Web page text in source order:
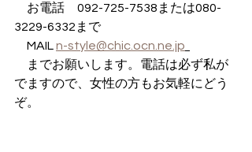
お電話　092-725-7538または080-
3229-6332まで
MAIL n-style@chic.ocn.ne.jp
までお願いします。電話は必ず私が
でますので、女性の方もお気軽にどう
ぞ。